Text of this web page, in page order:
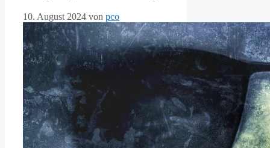
10. August 2024 von pco